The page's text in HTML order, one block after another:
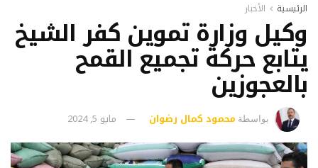
الرئيسية الأخبار
وكيل وزارة تموين كفر الشيخ
يتابع حركة تجميع القمح
بالعجوزين
بواسطة محمود كمال رضوان مايو 5, 2024